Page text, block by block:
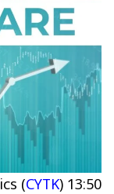
13:50 EST Cytokinetics (
CYTK